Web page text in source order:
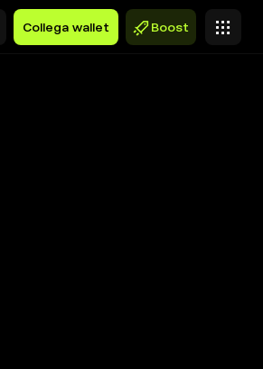
Collega wallet Boost